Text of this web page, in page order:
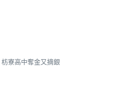
寮高中奪金又摘銀